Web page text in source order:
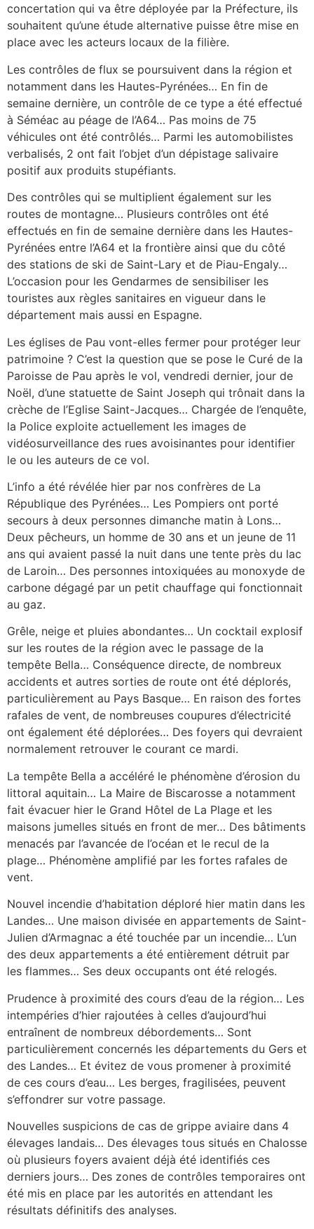
concertation qui va être déployée par la Préfecture, ils
souhaitent qu’une étude alternative puisse être mise en
place avec les acteurs locaux de la filière.
Les contrôles de flux se poursuivent dans la région et
notamment dans les Hautes-Pyrénées… En fin de
semaine dernière, un contrôle de ce type a été effectué
à Séméac au péage de l’A64… Pas moins de 75
véhicules ont été contrôlés… Parmi les automobilistes
verbalisés, 2 ont fait l’objet d’un dépistage salivaire
positif aux produits stupéfiants.
Des contrôles qui se multiplient également sur les
routes de montagne… Plusieurs contrôles ont été
effectués en fin de semaine dernière dans les Hautes-
Pyrénées entre l’A64 et la frontière ainsi que du côté
des stations de ski de Saint-Lary et de Piau-Engaly…
L’occasion pour les Gendarmes de sensibiliser les
touristes aux règles sanitaires en vigueur dans le
département mais aussi en Espagne.
Les églises de Pau vont-elles fermer pour protéger leur
patrimoine ? C’est la question que se pose le Curé de la
Paroisse de Pau après le vol, vendredi dernier, jour de
Noël, d’une statuette de Saint Joseph qui trônait dans la
crèche de l’Eglise Saint-Jacques… Chargée de l’enquête,
la Police exploite actuellement les images de
vidéosurveillance des rues avoisinantes pour identifier
le ou les auteurs de ce vol.
L’info a été révélée hier par nos confrères de La
République des Pyrénées… Les Pompiers ont porté
secours à deux personnes dimanche matin à Lons…
Deux pêcheurs, un homme de 30 ans et un jeune de 11
ans qui avaient passé la nuit dans une tente près du lac
de Laroin… Des personnes intoxiquées au monoxyde de
carbone dégagé par un petit chauffage qui fonctionnait
au gaz.
Grêle, neige et pluies abondantes… Un cocktail explosif
sur les routes de la région avec le passage de la
tempête Bella… Conséquence directe, de nombreux
accidents et autres sorties de route ont été déplorés,
particulièrement au Pays Basque… En raison des fortes
rafales de vent, de nombreuses coupures d’électricité
ont également été déplorées… Des foyers qui devraient
normalement retrouver le courant ce mardi.
La tempête Bella a accéléré le phénomène d’érosion du
littoral aquitain… La Maire de Biscarosse a notamment
fait évacuer hier le Grand Hôtel de La Plage et les
maisons jumelles situés en front de mer… Des bâtiments
menacés par l’avancée de l’océan et le recul de la
plage… Phénomène amplifié par les fortes rafales de
vent.
Nouvel incendie d’habitation déploré hier matin dans les
Landes… Une maison divisée en appartements de Saint-
Julien d’Armagnac a été touchée par un incendie… L’un
des deux appartements a été entièrement détruit par
les flammes… Ses deux occupants ont été relogés.
Prudence à proximité des cours d’eau de la région… Les
intempéries d’hier rajoutées à celles d’aujourd’hui
entraînent de nombreux débordements… Sont
particulièrement concernés les départements du Gers et
des Landes… Et évitez de vous promener à proximité
de ces cours d’eau… Les berges, fragilisées, peuvent
s’effondrer sur votre passage.
Nouvelles suspicions de cas de grippe aviaire dans 4
élevages landais… Des élevages tous situés en Chalosse
où plusieurs foyers avaient déjà été identifiés ces
derniers jours… Des zones de contrôles temporaires ont
été mis en place par les autorités en attendant les
résultats définitifs des analyses.